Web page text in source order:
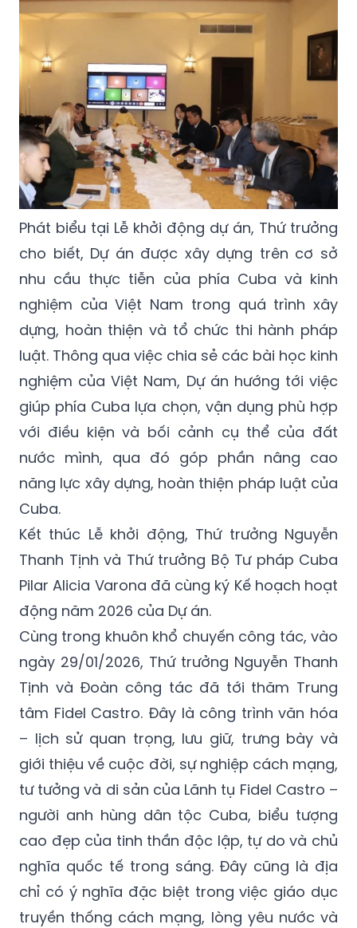
Phát biểu tại Lễ khởi động dự án, Thứ trưởng
cho biết, Dự án được xây dựng trên cơ sở
nhu cầu thực tiễn của phía Cuba và kinh
nghiệm của Việt Nam trong quá trình xây
dựng, hoàn thiện và tổ chức thi hành pháp
luật. Thông qua việc chia sẻ các bài học kinh
nghiệm của Việt Nam, Dự án hướng tới việc
giúp phía Cuba lựa chọn, vận dụng phù hợp
với điều kiện và bối cảnh cụ thể của đất
nước mình, qua đó góp phần nâng cao
năng lực xây dựng, hoàn thiện pháp luật của
Cuba.
Kết thúc Lễ khởi động, Thứ trưởng Nguyễn
Thanh Tịnh và Thứ trưởng Bộ Tư pháp Cuba
Pilar Alicia Varona đã cùng ký Kế hoạch hoạt
động năm 2026 của Dự án.
Cùng trong khuôn khổ chuyến công tác, vào
ngày 29/01/2026, Thứ trưởng Nguyễn Thanh
Tịnh và Đoàn công tác đã tới thăm Trung
tâm Fidel Castro. Đây là công trình văn hóa
– lịch sử quan trọng, lưu giữ, trưng bày và
giới thiệu về cuộc đời, sự nghiệp cách mạng,
tư tưởng và di sản của Lãnh tụ Fidel Castro –
người anh hùng dân tộc Cuba, biểu tượng
cao đẹp của tinh thần độc lập, tự do và chủ
nghĩa quốc tế trong sáng. Đây cũng là địa
chỉ có ý nghĩa đặc biệt trong việc giáo dục
truyền thống cách mạng, lòng yêu nước và